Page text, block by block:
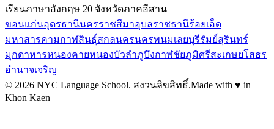
เรียนภาษาอังกฤษ 20 จังหวัดภาคอีสาน
ขอนแก่นอุดรธานีนครราชสีมาอุบลราชธานีร้อยเอ็ด
มหาสารคามกาฬสินธุ์สกลนครนครพนมเลยบุรีรัมย์สุรินทร์
มุกดาหารหนองคายหนองบัวลำภูบึงกาฬชัยภูมิศรีสะเกษยโสธร
อำนาจเจริญ
© 2026 NYC Language School. สงวนลิขสิทธิ์.Made with ♥ in
Khon Kaen